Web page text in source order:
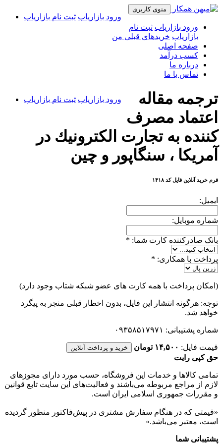
منوی کاربری
ورود بازاریاب ثبت نام بازاریاب
ورود بازاریاب ثبت نام
بازاریاب خریدهای قبلی من
صفحه اصلی
کسب درآمد
درباره ما
تماس با ما
ورود بازاریاب ثبت نام بازاریاب
ترجمه مقاله
اعتماد مصرف
كننده به تجارت الكترونيك در
آمريكا ، سنگاپور و چين
فرم خرید آنلاین فایل کد ۱۴۱۸
ایمیل:
شماره موبایل:
بانک صادرکننده کارت شما: *
پرداخت با همکاری: *
(امکان پرداخت با همه کارت های عضو شبکه شتاب وجود دارد)
توجه: هرگونه انتشار این فایل، بدون اخطار قبلی منجر به پیگرد
خواهد شد.
شماره پشتیبانی: ۰۹۳۵۸۵۱۷۹۷۱
قیمت فایل: ۱۴,۵۰۰ تومان خرید و پرداخت آنلاین
حق کپی رایت
تمامی كالاها و خدمات اين فروشگاه، حسب مورد دارای مجوزهای
لازم از مراجع مربوطه می‌باشند و فعاليت‌های اين سايت تابع قوانين
و مقررات جمهوری اسلامی ايران است.
«قیمتی که در هنگام سفارش مشتری در پیش‌­فاکتور منظور گرديده
است، معتبر می‌باشد.»
پشتیبانی شما